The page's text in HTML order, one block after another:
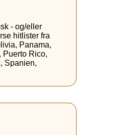
- og/eller
hitlister fra
Panama,
Puerto Rico,
Spanien,